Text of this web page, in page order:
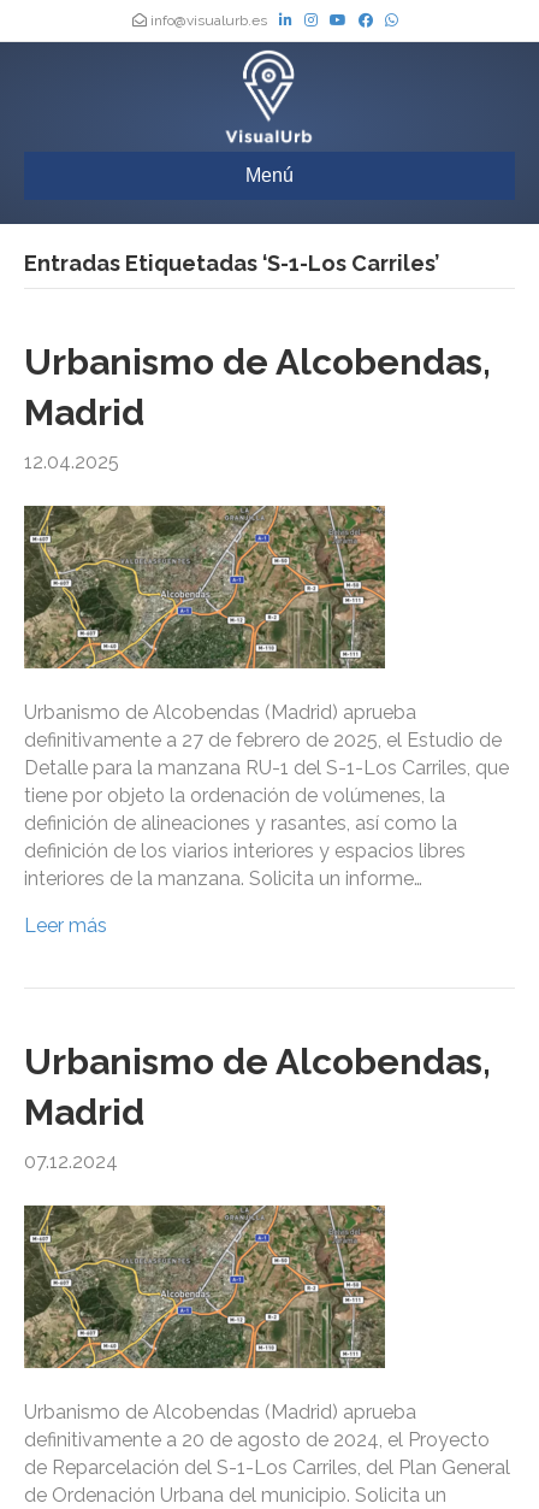
info@visualurb.es
Menú
Entradas Etiquetadas ‘S-1-Los Carriles’
Urbanismo de Alcobendas,
Madrid
12.04.2025
Urbanismo de Alcobendas (Madrid) aprueba
definitivamente a 27 de febrero de 2025, el Estudio de
Detalle para la manzana RU-1 del S-1-Los Carriles, que
tiene por objeto la ordenación de volúmenes, la
definición de alineaciones y rasantes, así como la
definición de los viarios interiores y espacios libres
interiores de la manzana. Solicita un informe…
Leer más
Urbanismo de Alcobendas,
Madrid
07.12.2024
Urbanismo de Alcobendas (Madrid) aprueba
definitivamente a 20 de agosto de 2024, el Proyecto
de Reparcelación del S-1-Los Carriles, del Plan General
de Ordenación Urbana del municipio. Solicita un